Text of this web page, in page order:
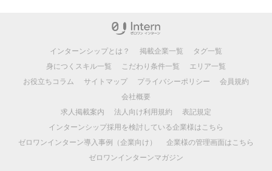
インターンシップとは？ 掲載企業一覧
タグ一覧
身につくスキル一覧
こだわり条件一覧
エリア一覧
お役立ちコラム
サイトマップ プライバシーポリシー
会員規約
会社概要
求人掲載案内
法人向け利用規約
表記規定
インターンシップ採用を検討している企業様はこちら
ゼロワンインターン導入事例（企業向け）
企業様の管理画面はこちら
ゼロワンインターンマガジン